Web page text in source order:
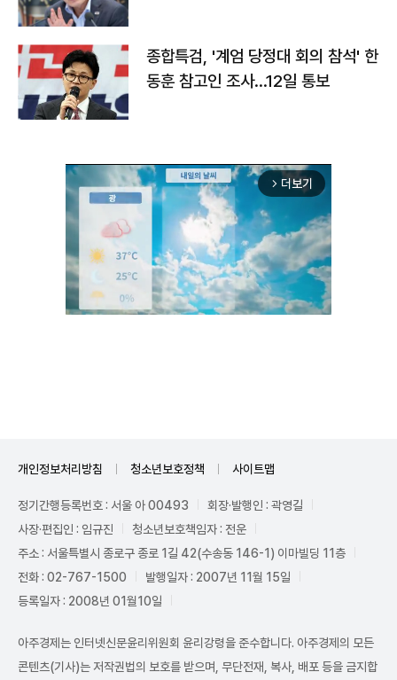
종합특검, '계엄 당정대 회의 참석' 한
동훈 참고인 조사...12일 통보
arrow_forward_ios 더보기
개인정보처리방침 청소년보호정책 사이트맵
정기간행등록번호 : 서울 아 00493
회장·발행인 : 곽영길
사장·편집인 : 임규진
청소년보호책임자 : 전운
주소 : 서울특별시 종로구 종로 1길 42(수송동 146-1) 이마빌딩 11층
전화 : 02-767-1500
발행일자 : 2007년 11월 15일
등록일자 : 2008년 01월10일
아주경제는 인터넷신문윤리위원회 윤리강령을 준수합니다. 아주경제의 모든
콘텐츠(기사)는 저작권법의 보호를 받으며, 무단전재, 복사, 배포 등을 금지합